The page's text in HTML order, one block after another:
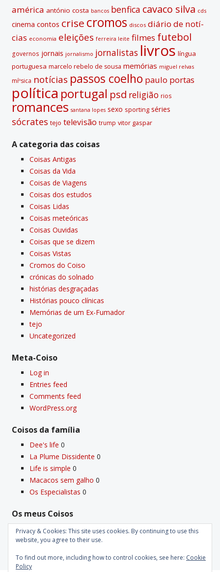
américa antónio costa bancos benfica cavaco silva cds
cinema contos crise cromos discos diário de notí­
cias economia eleições ferreira leite filmes futebol
governos jornais jornalismo jornalistas livros lí­ngua
portuguesa marcelo rebelo de sousa memórias miguel relvas
míºsica notí­cias passos coelho paulo portas
polí­tica portugal psd religião rios
romances santana lopes sexo sporting séries
sócrates tejo televisão trump vitor gaspar
A categoria das coisas
Coisas Antigas
Coisas da Vida
Coisas de Viagens
Coisas dos estudos
Coisas Lidas
Coisas meteóricas
Coisas Ouvidas
Coisas que se dizem
Coisas Vistas
Cromos do Coiso
crónicas do solnado
histórias desgraçadas
Histórias pouco clí­nicas
Memórias de um Ex-Fumador
tejo
Uncategorized
Meta-Coiso
Log in
Entries feed
Comments feed
WordPress.org
Coisos da famí­lia
Dee's life 0
La Plume Dissidente 0
Life is simple 0
Macacos sem galho 0
Os Especialistas 0
Os meus Coisos
Deus0
Velho Coiso0
Privacy & Cookies: This site uses cookies. By continuing to use this
website, you agree to their use.
To find out more, including how to control cookies, see here: Cookie
Policy